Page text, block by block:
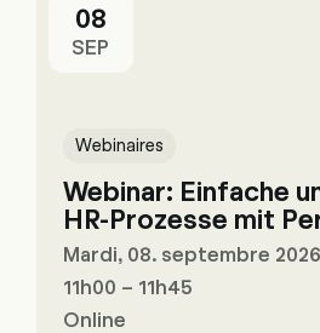
08
SEP
Webinaires
Webinar: Einfache
HR-Prozesse mit
Mardi, 08. septembre 2026
11h00 – 11h45
Online